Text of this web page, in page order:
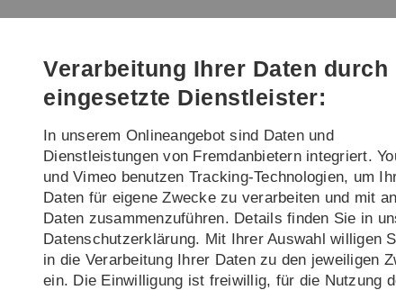
Direkt
Direkt
Direkt
(Sprache,
Drucken,
Social
Direkt
Direkt
Institut Lehre
FOR 5065 (ELSICS) Meetings First ELSICS Conference
Verarbeitung Ihrer Daten durch
eingesetzte Dienstleister:
In unserem Onlineangebot sind Daten und
Dienstleistungen von Fremdanbietern integriert.
und Vimeo benutzen Tracking-Technologien, um
Daten für eigene Zwecke zu verarbeiten und mit
Daten zusammenzuführen. Details finden Sie in
Datenschutzerklärung. Mit Ihrer Auswahl willigen
in die Verarbeitung Ihrer Daten zu den jeweiligen
ein. Die Einwilligung ist freiwillig, für die Nutzung